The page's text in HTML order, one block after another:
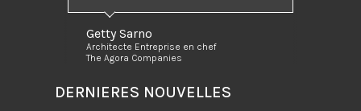
Getty Sarno
Architecte Entreprise en chef
The Agora Companies
DERNIERES NOUVELLES